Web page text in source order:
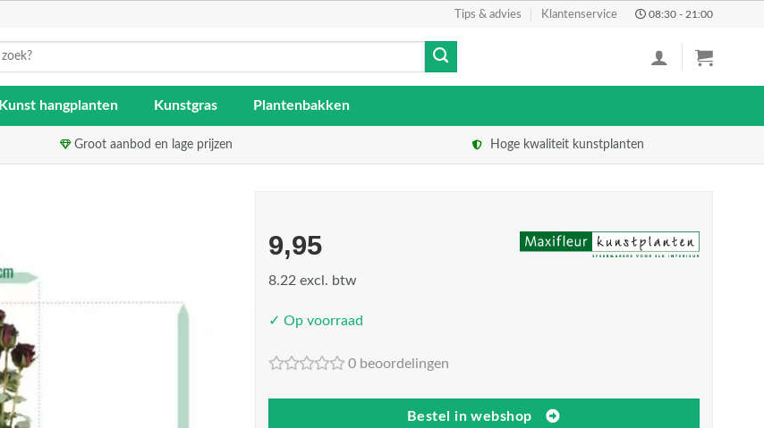
Tips & advies Klantenservice 08:30 - 21:00
Kunst hangplanten Kunstgras Plantenbakken
Groot aanbod en lage prijzen Hoge kwaliteit kunstplanten
9,95
8.22 excl. btw
✓ Op voorraad
0 beoordelingen
Bestel in webshop